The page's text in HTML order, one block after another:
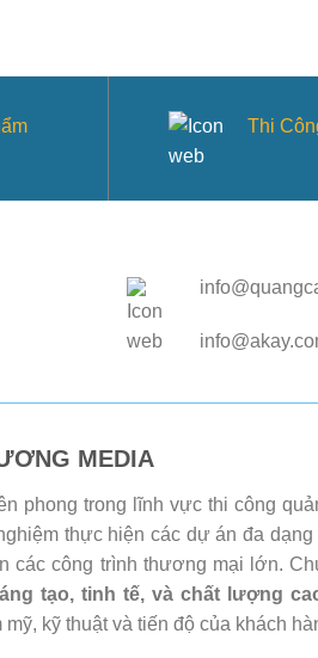
Thi
MEDIA
phong trong lĩnh vực thi công
thực hiện các dự án đa dạng
các công trình thương mại lớn.
tạo, tinh tế, và chất lượng
kỹ thuật và tiến độ của khách